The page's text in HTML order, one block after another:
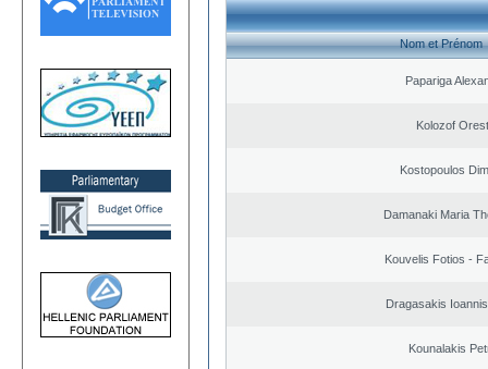
Nom et Prénom
Papariga
Kolozof
Kostopoulos
Damanaki Maria
Kouvelis Fotios -
Dragasakis
Kounalakis